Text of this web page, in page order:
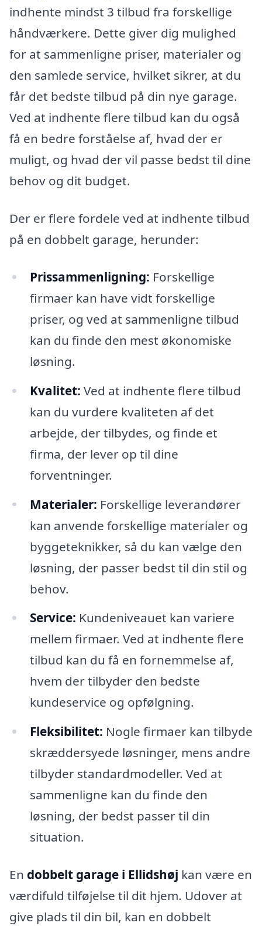
indhente mindst 3 tilbud fra forskellige
håndværkere. Dette giver dig mulighed
for at sammenligne priser, materialer og
den samlede service, hvilket sikrer, at du
får det bedste tilbud på din nye garage.
Ved at indhente flere tilbud kan du også
få en bedre forståelse af, hvad der er
muligt, og hvad der vil passe bedst til dine
behov og dit budget.
Der er flere fordele ved at indhente tilbud
på en dobbelt garage, herunder:
Prissammenligning: Forskellige
firmaer kan have vidt forskellige
priser, og ved at sammenligne tilbud
kan du finde den mest økonomiske
løsning.
Kvalitet: Ved at indhente flere tilbud
kan du vurdere kvaliteten af det
arbejde, der tilbydes, og finde et
firma, der lever op til dine
forventninger.
Materialer: Forskellige leverandører
kan anvende forskellige materialer og
byggeteknikker, så du kan vælge den
løsning, der passer bedst til din stil og
behov.
Service: Kundeniveauet kan variere
mellem firmaer. Ved at indhente flere
tilbud kan du få en fornemmelse af,
hvem der tilbyder den bedste
kundeservice og opfølgning.
Fleksibilitet: Nogle firmaer kan tilbyde
skræddersyede løsninger, mens andre
tilbyder standardmodeller. Ved at
sammenligne kan du finde den
løsning, der bedst passer til din
situation.
En dobbelt garage i Ellidshøj kan være en
værdifuld tilføjelse til dit hjem. Udover at
give plads til din bil, kan en dobbelt